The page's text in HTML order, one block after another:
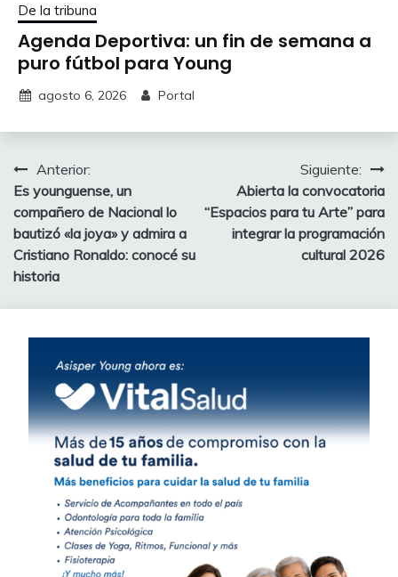
De la tribuna
Agenda Deportiva: un fin de semana a
puro fútbol para Young
agosto 6, 2026 Portal
Navegación
de
entradas
Anterior:
Es younguense, un
compañero de Nacional lo
bautizó «la joya» y admira a
Cristiano Ronaldo: conocé su
historia
Siguiente:
Abierta la convocatoria
“Espacios para tu Arte” para
integrar la programación
cultural 2026